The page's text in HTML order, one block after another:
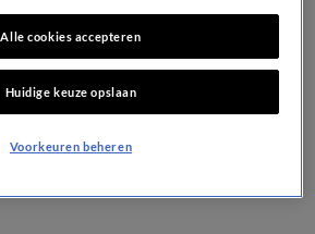
Alle cookies accepteren
Huidige keuze opslaan
Voorkeuren beheren